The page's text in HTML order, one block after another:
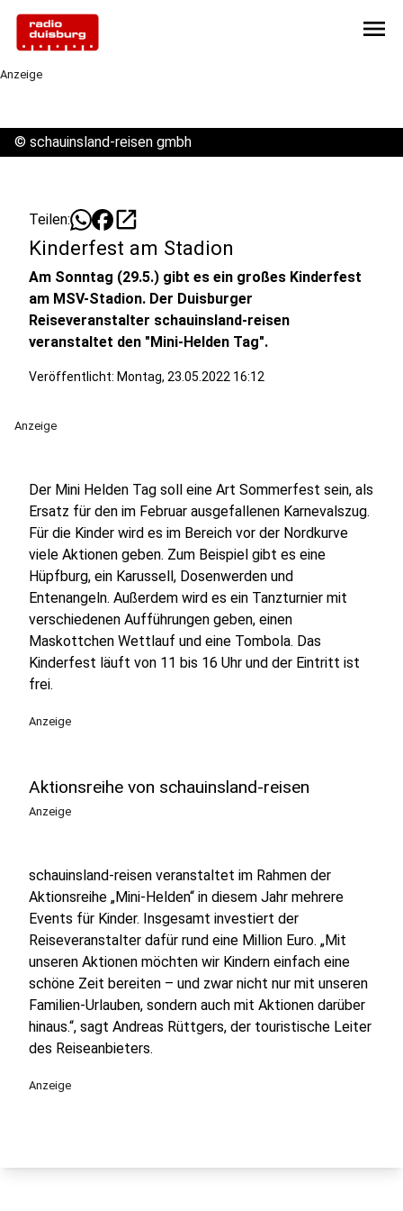
menu
Anzeige
© schauinsland-reisen gmbh
Teilen: open_in_new
Kinderfest am Stadion
Am Sonntag (29.5.) gibt es ein großes Kinderfest
am MSV-Stadion. Der Duisburger
Reiseveranstalter schauinsland-reisen
veranstaltet den "Mini-Helden Tag".
Veröffentlicht: Montag, 23.05.2022 16:12
Anzeige
Der Mini Helden Tag soll eine Art Sommerfest sein, als
Ersatz für den im Februar ausgefallenen Karnevalszug.
Für die Kinder wird es im Bereich vor der Nordkurve
viele Aktionen geben. Zum Beispiel gibt es eine
Hüpfburg, ein Karussell, Dosenwerden und
Entenangeln. Außerdem wird es ein Tanzturnier mit
verschiedenen Aufführungen geben, einen
Maskottchen Wettlauf und eine Tombola. Das
Kinderfest läuft von 11 bis 16 Uhr und der Eintritt ist
frei.
Anzeige
Aktionsreihe von schauinsland-reisen
Anzeige
schauinsland-reisen veranstaltet im Rahmen der
Aktionsreihe „Mini-Helden“ in diesem Jahr mehrere
Events für Kinder. Insgesamt investiert der
Reiseveranstalter dafür rund eine Million Euro. „Mit
unseren Aktionen möchten wir Kindern einfach eine
schöne Zeit bereiten – und zwar nicht nur mit unseren
Familien-Urlauben, sondern auch mit Aktionen darüber
hinaus.“, sagt Andreas Rüttgers, der touristische Leiter
des Reiseanbieters.
Anzeige